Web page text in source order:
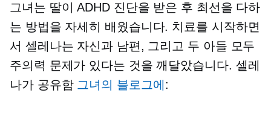
그녀는 딸이 ADHD 진단을 받은 후 최선을 다하
는 방법을 자세히 배웠습니다. 치료를 시작하면
서 셀레나는 자신과 남편, 그리고 두 아들 모두
주의력 문제가 있다는 것을 깨달았습니다. 셀레
나가 공유함 그녀의 블로그에 :